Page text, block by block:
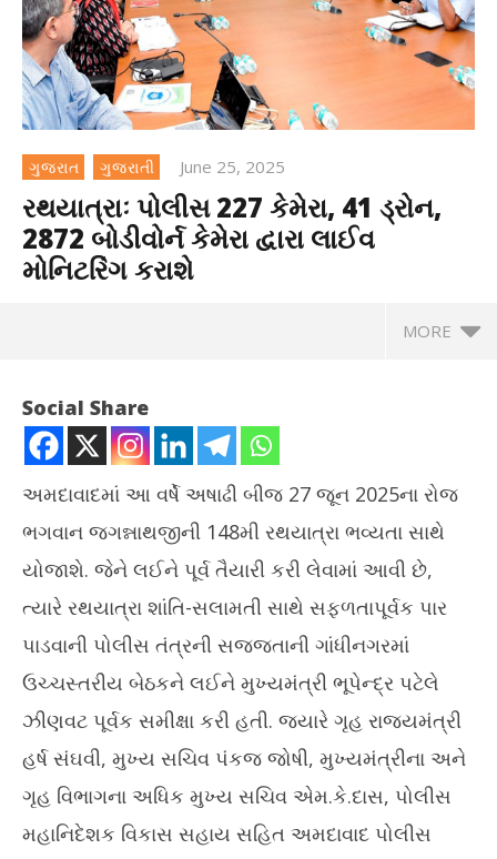
ગુજરાત ગુજરાતી June 25, 2025
રથયાત્રાઃ પોલીસ 227 કેમેરા, 41 ડ્રોન,
2872 બોડીવોર્ન કેમેરા દ્વારા લાઈવ
મોનિટરિંગ કરાશે
MORE
NOW VIEWING
રથયાત્રાઃ પોલીસ 227 કેમેરા, 41 ડ્રોન, 2872 બોડીવોર્ન કેમેરા દ્વારા
લાઈવ મોનિટરિંગ કરાશે
June
25,
2025
Social Share
અમદાવાદમાં આ વર્ષે અષાઢી બીજ 27 જૂન 2025ના રોજ
ભગવાન જગન્નાથજીની 148મી રથયાત્રા ભવ્યતા સાથે
યોજાશે. જેને લઈને પૂર્વ તૈયારી કરી લેવામાં આવી છે,
ત્યારે રથયાત્રા શાંતિ-સલામતી સાથે સફળતાપૂર્વક પાર
પાડવાની પોલીસ તંત્રની સજ્જતાની ગાંધીનગરમાં
ઉચ્ચસ્તરીય બેઠકને લઈને મુખ્યમંત્રી ભૂપેન્દ્ર પટેલે
ઝીણવટ પૂર્વક સમીક્ષા કરી હતી. જ્યારે ગૃહ રાજ્યમંત્રી
હર્ષ સંઘવી, મુખ્ય સચિવ પંકજ જોષી, મુખ્યમંત્રીના અને
ગૃહ વિભાગના અધિક મુખ્ય સચિવ એમ.કે.દાસ, પોલીસ
મહાનિદેશક વિકાસ સહાય સહિત અમદાવાદ પોલીસ